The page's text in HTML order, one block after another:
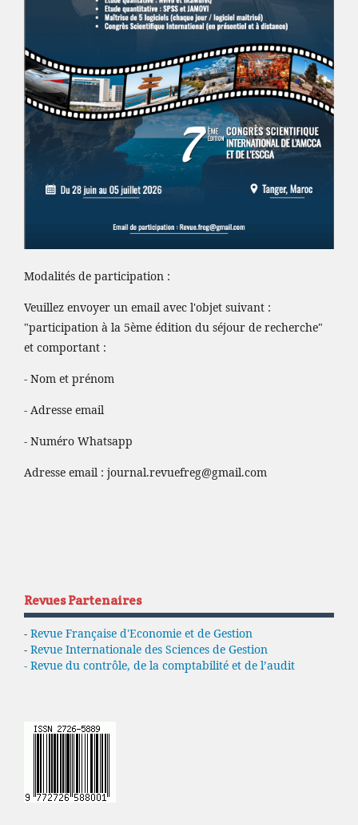
Modalités de participation :
Veuillez envoyer un email avec l'objet suivant :
"participation à la 5ème édition du séjour de recherche"
et comportant :
- Nom et prénom
- Adresse email
- Numéro Whatsapp
Adresse email : journal.revuefreg@gmail.com
Revues Partenaires
- Revue Française d'Economie et de Gestion
- Revue Internationale des Sciences de Gestion
- Revue du contrôle, de la comptabilité et de l’audit